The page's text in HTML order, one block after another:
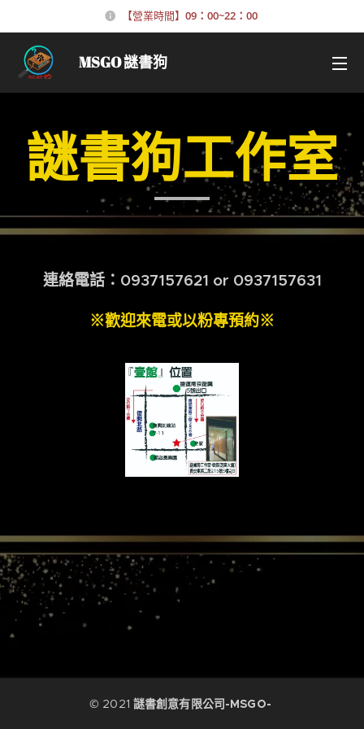
【營業時間】 09 ：00~22：00
MSGO 謎書狗
謎書狗工作室
連絡電話：0937157621 or 0937157631
※歡迎來電或以粉專預約※
© 2021 謎書創意有限公司-MSGO-